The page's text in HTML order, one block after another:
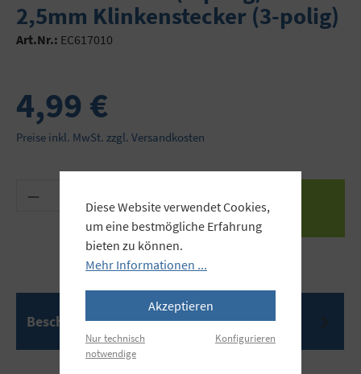
2,5mm Klinkenstecker (3-polig)
Art.Nr.: EC617010
4,99 €
Preise inkl. MwSt. zzgl. Versandkosten
Produkt Anzahl: Gib den gewünschten Wert
Beschreibung
Diese Website verwendet Cookies,
um eine bestmögliche Erfahrung
bieten zu können.
Mehr Informationen ...
Akzeptieren
Nur technisch
notwendige
Konfigurieren